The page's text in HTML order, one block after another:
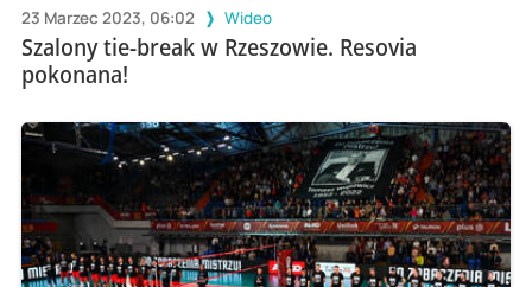
23 Marzec 2023, 06:02 Wideo
Szalony tie-break w Rzeszowie. Resovia
pokonana!